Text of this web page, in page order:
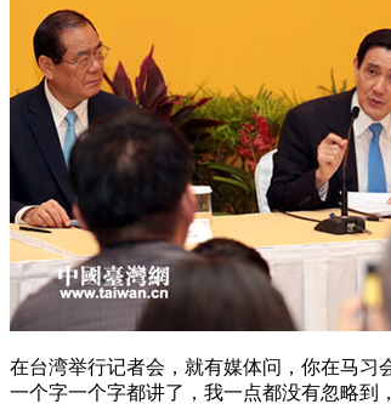
在台湾举行记者会，就有媒体问，你在马习
一个字一个字都讲了，我一点都没有忽略到